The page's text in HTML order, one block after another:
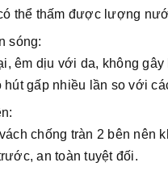
thể thấm được lượng
sóng:
êm dịu với da, không
gấp nhiều lần so với
chống tràn 2 bên nên
an toàn tuyệt đối.